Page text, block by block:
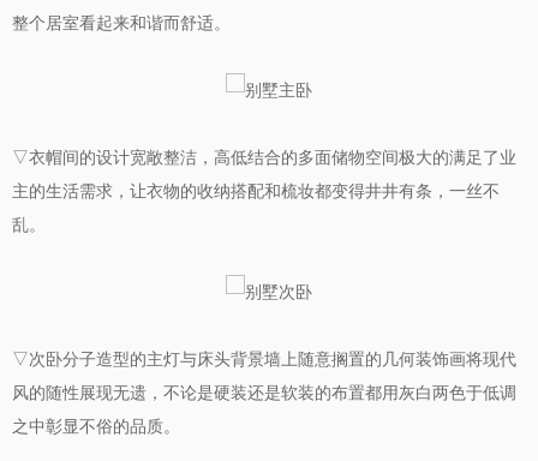
整个居室看起来和谐而舒适。
▽衣帽间的设计宽敞整洁，高低结合的多面储物空间极大的满足了业
主的生活需求，让衣物的收纳搭配和梳妆都变得井井有条，一丝不
乱。
▽次卧分子造型的主灯与床头背景墙上随意搁置的几何装饰画将现代
风的随性展现无遗，不论是硬装还是软装的布置都用灰白两色于低调
之中彰显不俗的品质。